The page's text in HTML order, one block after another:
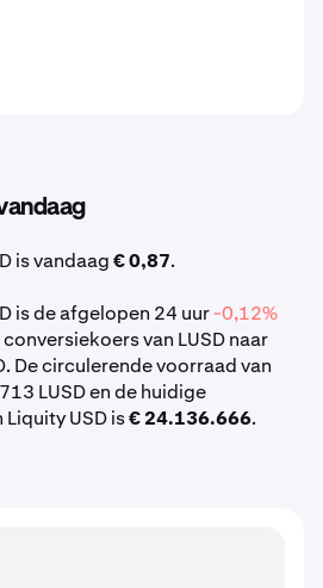
is vandaag€ 0,87.
is de afgelopen 24 uur-0,12%
van LUSD naar
De circulerende voorraad van
LUSD en de huidige
USD is€ 24.136.666.